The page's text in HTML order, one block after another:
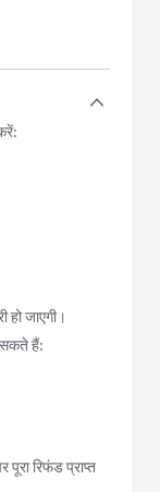
जाएगी।
सकते हैं:
रिफंड प्राप्त